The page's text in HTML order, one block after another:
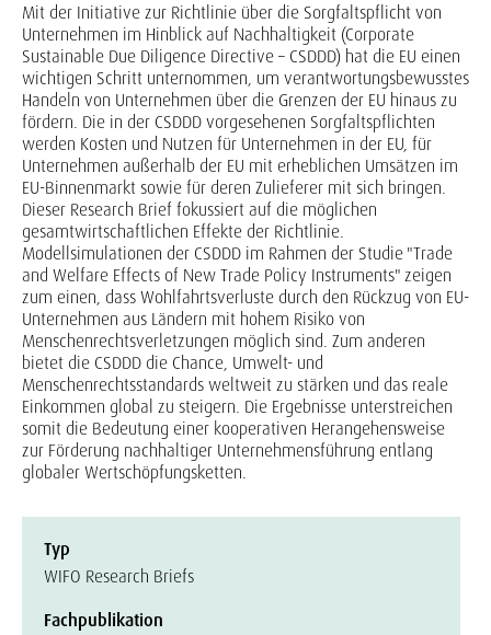
Mit der Initiative zur Richtlinie über die Sorgfaltspflicht von
Unternehmen im Hinblick auf Nachhaltigkeit (Corporate
Sustainable Due Diligence Directive – CSDDD) hat die EU einen
wichtigen Schritt unternommen, um verantwortungsbewusstes
Handeln von Unternehmen über die Grenzen der EU hinaus zu
fördern. Die in der CSDDD vorgesehenen Sorgfaltspflichten
werden Kosten und Nutzen für Unternehmen in der EU, für
Unternehmen außerhalb der EU mit erheblichen Umsätzen im
EU-Binnenmarkt sowie für deren Zulieferer mit sich bringen.
Dieser Research Brief fokussiert auf die möglichen
gesamtwirtschaftlichen Effekte der Richtlinie.
Modellsimulationen der CSDDD im Rahmen der Studie "Trade
and Welfare Effects of New Trade Policy Instruments" zeigen
zum einen, dass Wohlfahrtsverluste durch den Rückzug von EU-
Unternehmen aus Ländern mit hohem Risiko von
Menschenrechtsverletzungen möglich sind. Zum anderen
bietet die CSDDD die Chance, Umwelt- und
Menschenrechtsstandards weltweit zu stärken und das reale
Einkommen global zu steigern. Die Ergebnisse unterstreichen
somit die Bedeutung einer kooperativen Herangehensweise
zur Förderung nachhaltiger Unternehmensführung entlang
globaler Wertschöpfungsketten.
Typ
WIFO Research Briefs
Fachpublikation